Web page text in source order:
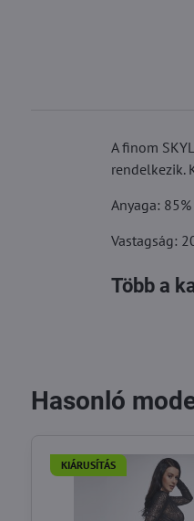
A finom
rendelkezik.
Anyaga:
Vastagság:
Több a
Hasonló
KIÁRUSÍTÁS